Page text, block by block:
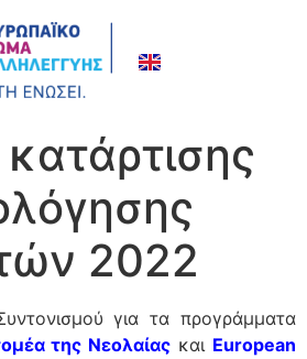
2022
για τα προγράμματα
της Νεολαίας και European